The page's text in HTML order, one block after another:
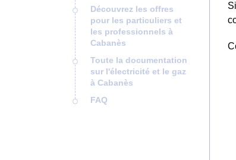
Découvrez les offres
pour les particuliers et
les professionnels à
Cabanès
Toute la documentation
sur l'électricité et le gaz
à Cabanès
FAQ